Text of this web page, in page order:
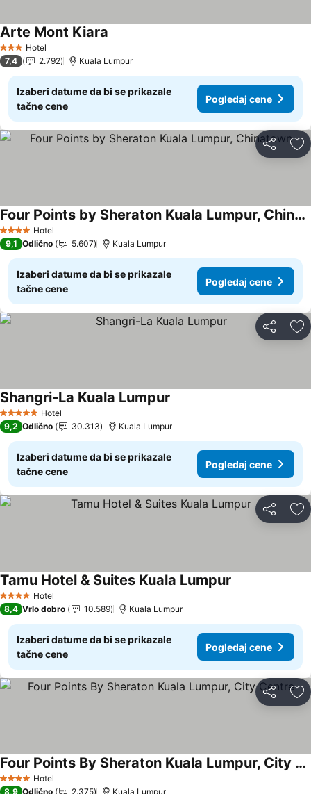
3 Zvezdice
Hotel
Arte Mont Kiara
7,4 2.792 Kuala Lumpur
Izaberi datume da bi se prikazale
tačne cene
Pogledaj cene
Deli
4 ZvezdiceHotel
Four Points by Sheraton Kuala Lumpur, Chinatown
9,1 Odlično 5.607 Kuala Lumpur
Izaberi datume da bi se prikazale
tačne cene
Pogledaj cene
Deli
5 ZvezdiceHotel
Shangri-La Kuala Lumpur
9,2 Odlično 30.313 Kuala Lumpur
Izaberi datume da bi se prikazale
tačne cene
Pogledaj cene
Deli
4 ZvezdiceHotel
Tamu Hotel & Suites Kuala Lumpur
8,4 Vrlo dobro 10.589 Kuala Lumpur
Izaberi datume da bi se prikazale
tačne cene
Pogledaj cene
Deli
4 ZvezdiceHotel
Four Points By Sheraton Kuala Lumpur, City Centre
8,9 Odlično 2.375 Kuala Lumpur